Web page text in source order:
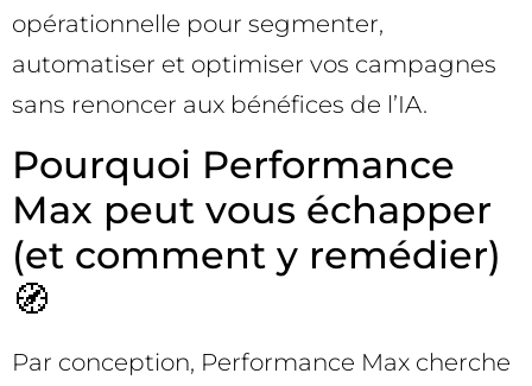
opérationnelle pour segmenter,
automatiser et optimiser vos campagnes
sans renoncer aux bénéfices de l’IA.
Pourquoi Performance
Max peut vous échapper
(et comment y remédier)
🧭
Par conception, Performance Max cherche